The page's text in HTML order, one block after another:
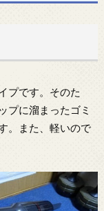
プです。そのた
プに溜まったゴミ
。また、軽いので